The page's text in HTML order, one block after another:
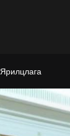
Ярилцлага